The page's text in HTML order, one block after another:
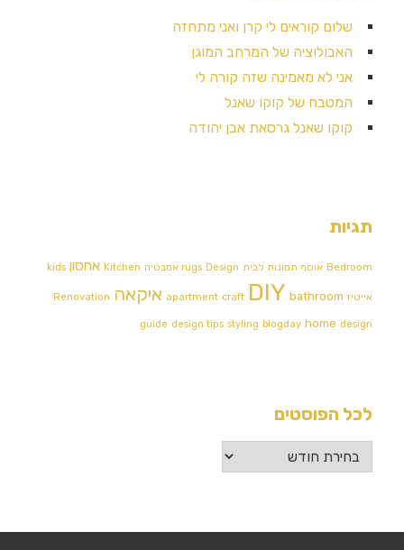
שלום קוראים לי קרן ואני מתחזה
האבולוציה של המרחב המוגן
אני לא מאמינה שזה קורה לי
המטבח של קוקו שאנל
קוקו שאנל גרסאת אבן יהודה
תגיות
Bedroom אוסף תמונות לבית rugs Design אמבטיה Kitchen אחסון kids
אייטיז apartment craft DIY bathroom איקאה Renovation
guide design tips styling blogday home design
לכל הפוסטים
לכל
הפוסטים